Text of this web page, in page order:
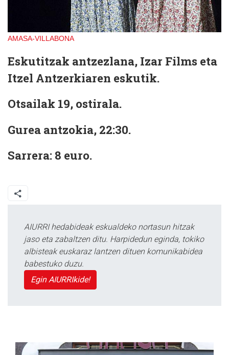
AMASA-VILLABONA
Eskutitzak antzezlana, Izar Films eta
Itzel Antzerkiaren eskutik.
Otsailak 19, ostirala.
Gurea antzokia, 22:30.
Sarrera: 8 euro.
AIURRI hedabideak eskualdeko nortasun hitzak
jaso eta zabaltzen ditu. Harpidedun eginda, tokiko
albisteak euskaraz lantzen dituen komunikabidea
babestuko duzu.
Egin AIURRIkide!